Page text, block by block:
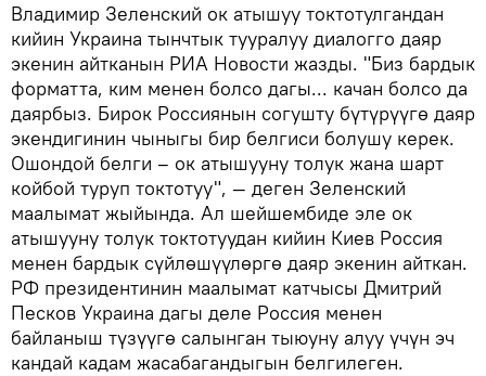
Владимир Зеленский ок атышуу токтотулгандан
кийин Украина тынчтык тууралуу диалогго даяр
экенин айтканын РИА Новости жазды. "Биз бардык
форматта, ким менен болсо дагы... качан болсо да
даярбыз. Бирок Россиянын согушту бүтүрүүгө даяр
экендигинин чыныгы бир белгиси болушу керек.
Ошондой белги – ок атышууну толук жана шарт
койбой туруп токтотуу", — деген Зеленский
маалымат жыйында. Ал шейшембиде эле ок
атышууну толук токтотуудан кийин Киев Россия
менен бардык сүйлөшүүлөргө даяр экенин айткан.
РФ президентинин маалымат катчысы Дмитрий
Песков Украина дагы деле Россия менен
байланыш түзүүгө салынган тыюуну алуу үчүн эч
кандай кадам жасабагандыгын белгилеген.